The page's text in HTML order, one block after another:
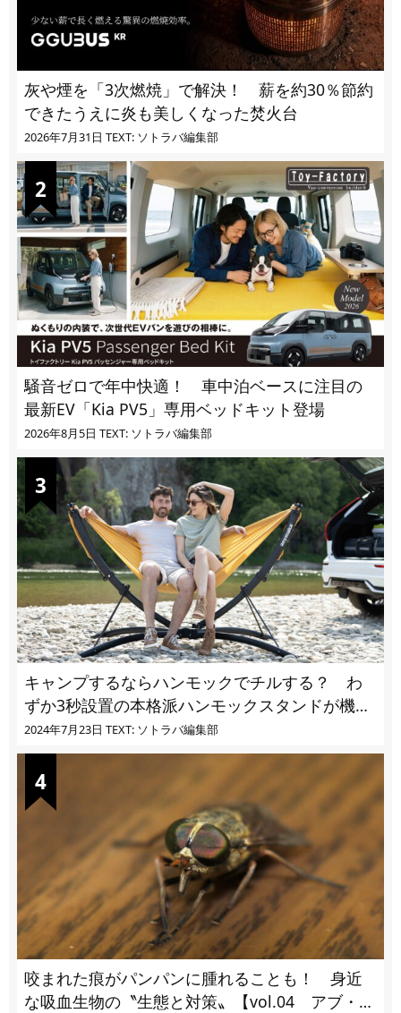
灰や煙を「3次燃焼」で解決！ 薪を約30％節約
できたうえに炎も美しくなった焚火台
2026年7月31日 TEXT: ソトラバ編集部
騒音ゼロで年中快適！ 車中泊ベースに注目の
最新EV「Kia PV5」専用ベッドキット登場
2026年8月5日 TEXT: ソトラバ編集部
キャンプするならハンモックでチルする？ わ
ずか3秒設置の本格派ハンモックスタンドが機能
的過ぎる
2024年7月23日 TEXT: ソトラバ編集部
咬まれた痕がパンパンに腫れることも！ 身近
な吸血生物の〝生態と対策〟【vol.04 アブ・ブ